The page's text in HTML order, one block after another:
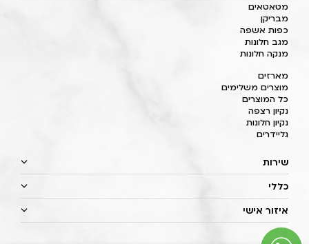
מטאטאים
מבריקן
כפות אשפה
מגב חלונות
מנקה חלונות
מארזים
מוצרים משלימים
כל המוצרים
נקיון רצפה
נקיון חלונות
גליידרים
שירות
כללי
איזור אישי